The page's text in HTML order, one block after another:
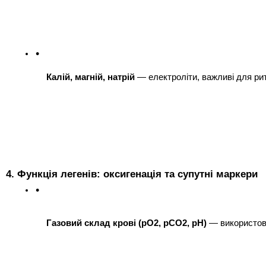
Калій, магній, натрій — електроліти, важливі для
4. Функція легенів: оксигенація та супутні маркери
Газовий склад крові (pO2, pCO2, pH) —